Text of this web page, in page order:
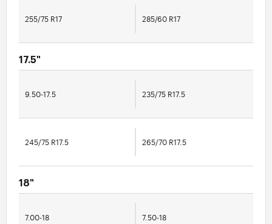
255/75 R17 285/60 R17
17.5"
9.50-17.5 235/75 R17.5
245/75 R17.5 265/70 R17.5
18"
7.00-18 7.50-18